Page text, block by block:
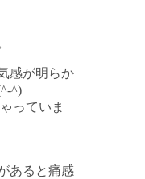
感が明らか
^)
っていま
あると痛感